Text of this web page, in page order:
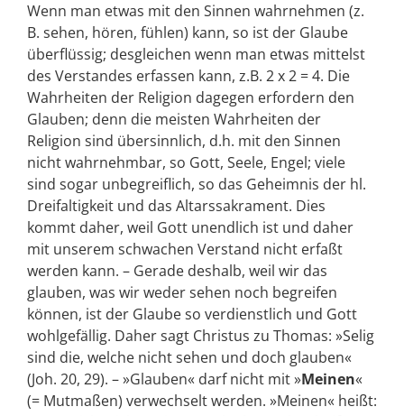
Wenn man etwas mit den Sinnen wahrnehmen (z.
B. sehen, hören, fühlen) kann, so ist der Glaube
überflüssig; desgleichen wenn man etwas mittelst
des Verstandes erfassen kann, z.B. 2 x 2 = 4. Die
Wahrheiten der Religion dagegen erfordern den
Glauben; denn die meisten Wahrheiten der
Religion sind übersinnlich, d.h. mit den Sinnen
nicht wahrnehmbar, so Gott, Seele, Engel; viele
sind sogar unbegreiflich, so das Geheimnis der hl.
Dreifaltigkeit und das Altarssakrament. Dies
kommt daher, weil Gott unendlich ist und daher
mit unserem schwachen Verstand nicht erfaßt
werden kann. – Gerade deshalb, weil wir das
glauben, was wir weder sehen noch begreifen
können, ist der Glaube so verdienstlich und Gott
wohlgefällig. Daher sagt Christus zu Thomas: »Selig
sind die, welche nicht sehen und doch glauben«
(Joh. 20, 29). – »Glauben« darf nicht mit »Meinen«
(= Mutmaßen) verwechselt werden. »Meinen« heißt: